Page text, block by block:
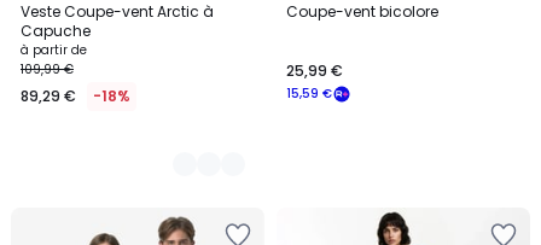
Veste Coupe-vent Arctic à
Capuche
à partir de
109,99 €
89,29 € -18%
Couleurs
Coupe-vent bicolore
15,59 €
25,99 €